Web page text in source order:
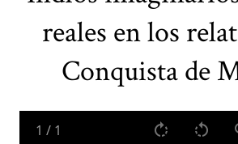
reales en los
Conquista de
1 / 1